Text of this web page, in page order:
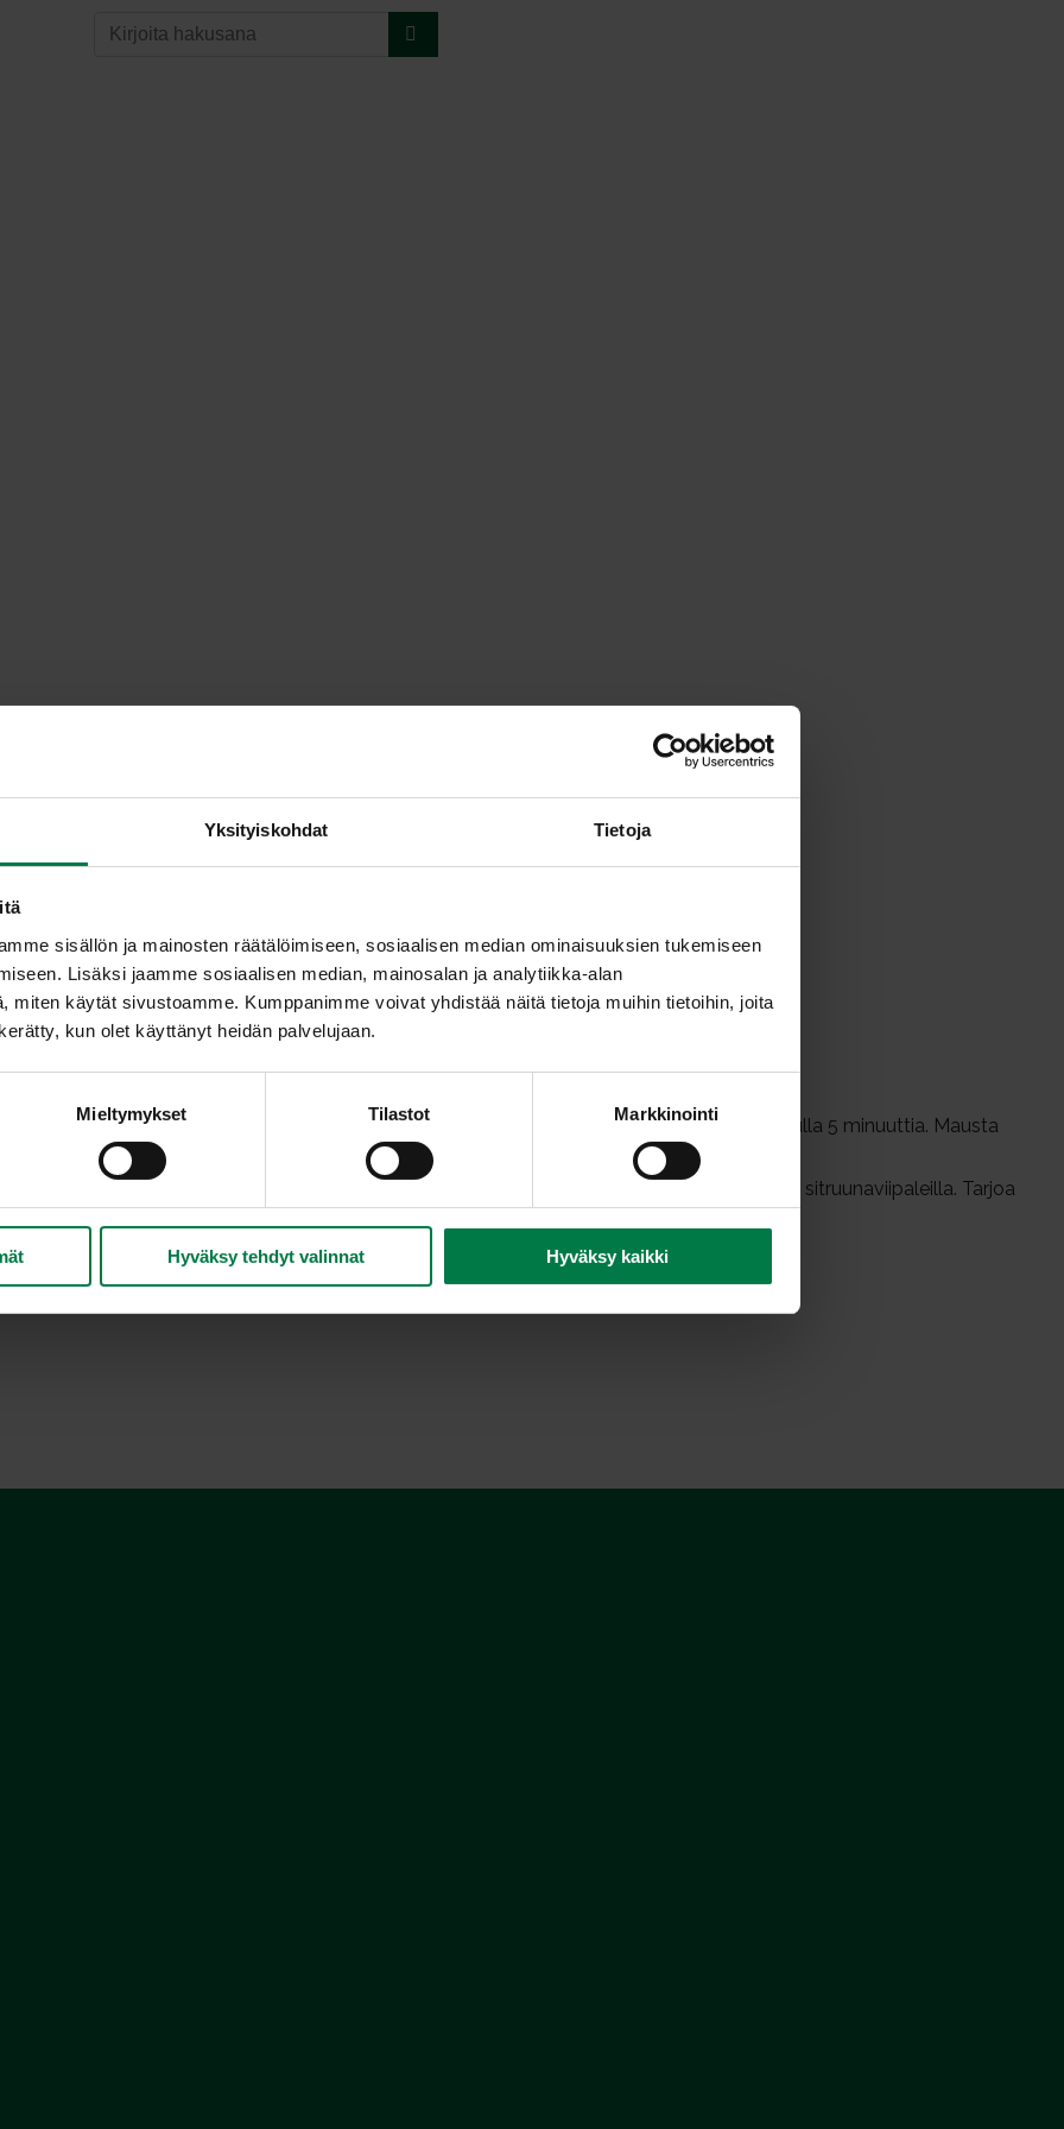
Yksityiskohdat Tietoja
sisällön ja mainosten räätälöimiseen, sosiaalisen median ominaisuuksien tukemiseen
Lisäksi jaamme sosiaalisen median, mainosalan ja analytiikka-alan
miten käytät sivustoamme. Kumppanimme voivat yhdistää näitä tietoja muihin tietoihin, joita
kun olet käyttänyt heidän palvelujaan.
Mieltymykset Tilastot Markkinointi
Hyväksy tehdyt valinnat Hyväksy kaikki
Laita uunivuokaan.
sipuli. Paista herkkusienet, lisää porkkanaraaste ja silputtu sipuli. Anna hautua pannulla 5 minuuttia. Mausta
päälle. Kypsennä uunissa 175 asteessa noin 40 minuuttia. Koristele tuoreella basilikalla ja sitruunaviipaleilla. Tarjoa